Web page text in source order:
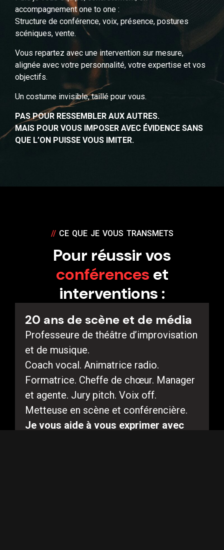
Vous repartez avec une intervention sur mesure,
alignée avec votre personnalité, votre expertise et vos
objectifs.
Un costume invisible, taillé pour vous.
PAS POUR RESSEMBLER AUX AUTRES.
MAIS POUR VOUS IMPOSER AVEC ÉVIDENCE SANS
QUE L’ON PUISSE VOUS IMITER.
conférenceset
interventions :
20 ans de scène et de média
Professeure de théâtre d’improvisation
Coach vocal. Animatrice radio.
Formatrice. Cheffe de chœur. Manager
et agente. Jury pitch. Voix off.
Metteuse en scène et conférencière.
Je vous aide à vous exprimer avec
puissance et clarté, à captiver votre
audience et à vendre vos idées avec
justesse et autorité, sans jamais